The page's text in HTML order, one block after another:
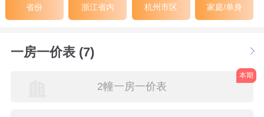
省份 浙江省内 杭州市区 家庭/单身
一房一价表 (7)
2幢一房一价表
本期